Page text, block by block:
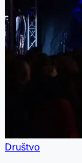
Društvo